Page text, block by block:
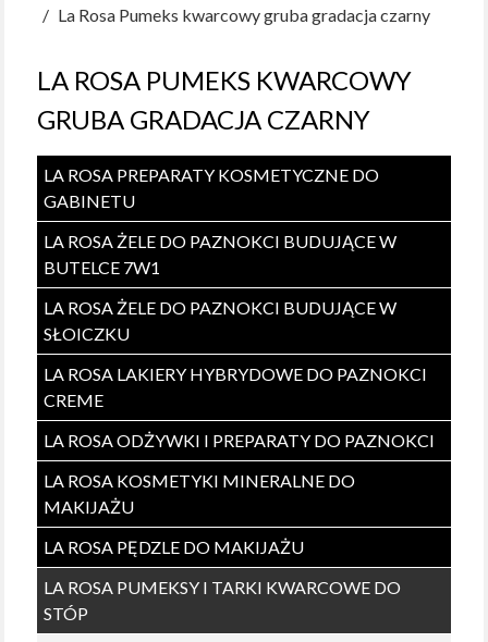
La Rosa Pumeks kwarcowy gruba gradacja czarny
LA ROSA PUMEKS KWARCOWY
GRUBA GRADACJA CZARNY
LA ROSA PREPARATY KOSMETYCZNE DO
GABINETU
LA ROSA ŻELE DO PAZNOKCI BUDUJĄCE W
BUTELCE 7W1
LA ROSA ŻELE DO PAZNOKCI BUDUJĄCE W
SŁOICZKU
LA ROSA LAKIERY HYBRYDOWE DO PAZNOKCI
CREME
LA ROSA ODŻYWKI I PREPARATY DO PAZNOKCI
LA ROSA KOSMETYKI MINERALNE DO
MAKIJAŻU
LA ROSA PĘDZLE DO MAKIJAŻU
LA ROSA PUMEKSY I TARKI KWARCOWE DO
STÓP